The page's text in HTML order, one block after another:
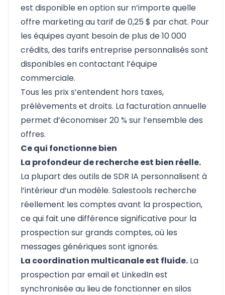
est disponible en option sur n’importe quelle
offre marketing au tarif de 0,25 $ par chat. Pour
les équipes ayant besoin de plus de 10 000
crédits, des tarifs entreprise personnalisés sont
disponibles en contactant l’équipe
commerciale.
Tous les prix s’entendent hors taxes,
prélèvements et droits. La facturation annuelle
permet d’économiser 20 % sur l’ensemble des
offres.
Ce qui fonctionne bien
La profondeur de recherche est bien réelle.
La plupart des outils de SDR IA personnalisent à
l’intérieur d’un modèle. Salestools recherche
réellement les comptes avant la prospection,
ce qui fait une différence significative pour la
prospection sur grands comptes, où les
messages génériques sont ignorés.
La coordination multicanale est fluide. La
prospection par email et LinkedIn est
synchronisée au lieu de fonctionner en silos